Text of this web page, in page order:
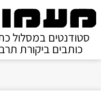
סטודנטים במסלול
כותבים ביקורת